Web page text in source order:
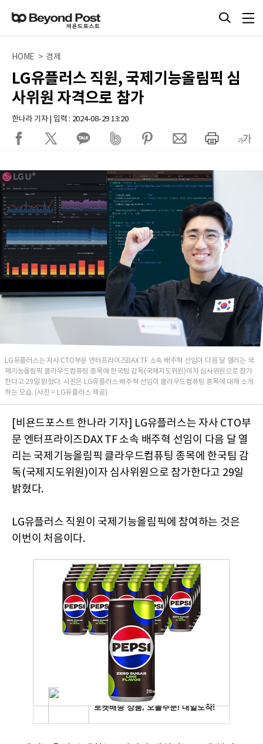
HOME > 경제
LG유플러스 직원, 국제기능올림픽 심
사위원 자격으로 참가
한나라 기자 | 입력 : 2024-08-29 13:20
LG유플러스는 자사 CTO부문 엔터프라이즈DAX TF 소속 배주혁 선임이 다음 달 열리는 국
제기능올림픽 클라우드컴퓨팅 종목에 한국팀 감독(국제지도위원)이자 심사위원으로 참가
한다고 29일 밝혔다. 사진은 LG유플러스 배주혁 선임이 클라우드컴퓨팅 종목에 대해 소개
하는 모습. (사진 = LG유플러스 제공)
[비욘드포스트 한나라 기자] LG유플러스는 자사 CTO부
문 엔터프라이즈DAX TF 소속 배주혁 선임이 다음 달 열
리는 국제기능올림픽 클라우드컴퓨팅 종목에 한국팀 감
독(국제지도위원)이자 심사위원으로 참가한다고 29일
밝혔다.
LG유플러스 직원이 국제기능올림픽에 참여하는 것은
이번이 처음이다.